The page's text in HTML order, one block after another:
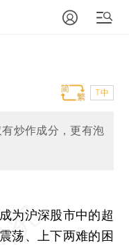
T中
炒作成分，更有泡
沪深股市中的超
荡、上下两难的困